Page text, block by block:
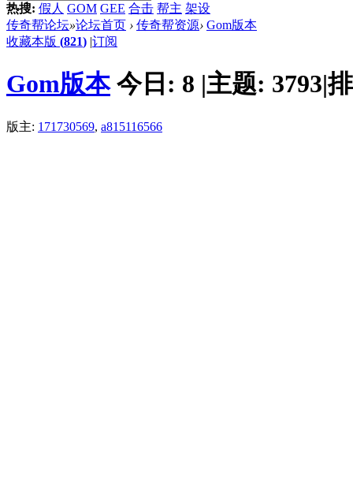
热搜: 假人 GOM GEE 合击 帮主 架设
传奇帮论坛»论坛首页 › 传奇帮资源› Gom版本
收藏本版 (821) |订阅
Gom版本 今日: 8 |主题: 3793|
版主: 171730569, a815116566